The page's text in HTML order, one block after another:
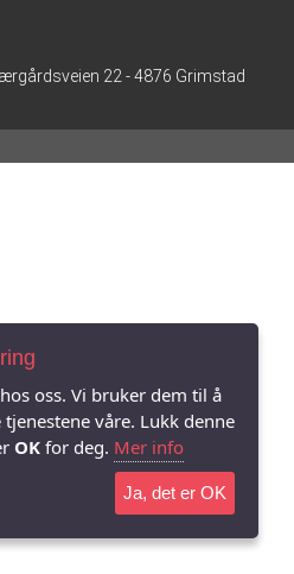
22 - 4876 Grimstad
oss. Vi bruker dem til å
våre. Lukk denne
OK for deg. Mer info
Ja, det er OK